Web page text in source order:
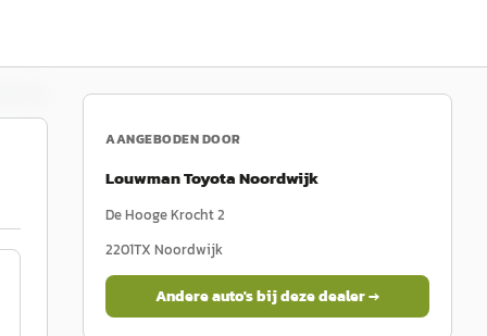
AANGEBODEN DOOR
Louwman Toyota Noordwijk
De Hooge Krocht 2
2201TX Noordwijk
Andere auto's bij deze dealer →